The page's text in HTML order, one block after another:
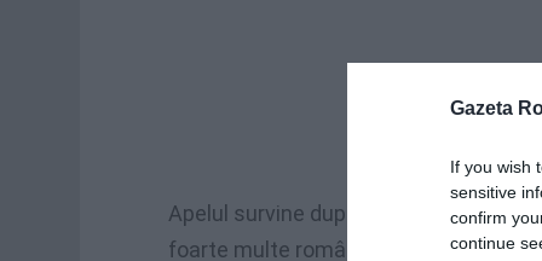
Gazeta
If you wish
sensitive
confirm
continue
Apelul survine după ce presa
foarte multe românce, sunt supuse